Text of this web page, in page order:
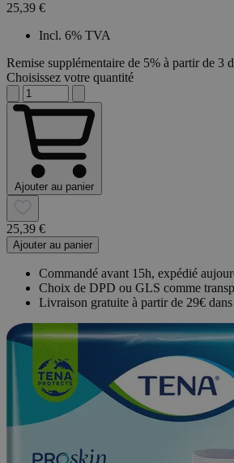
25,39 €
Incl. 6% TVA
Remise supplémentaire de 5% à partir de 3
Choisissez votre quantité
Ajouter au panier
25,39 €
Ajouter au panier
Commandé avant 15h, expédié
Choix de DPD ou GLS comme
Livraison gratuite à partir de 29€